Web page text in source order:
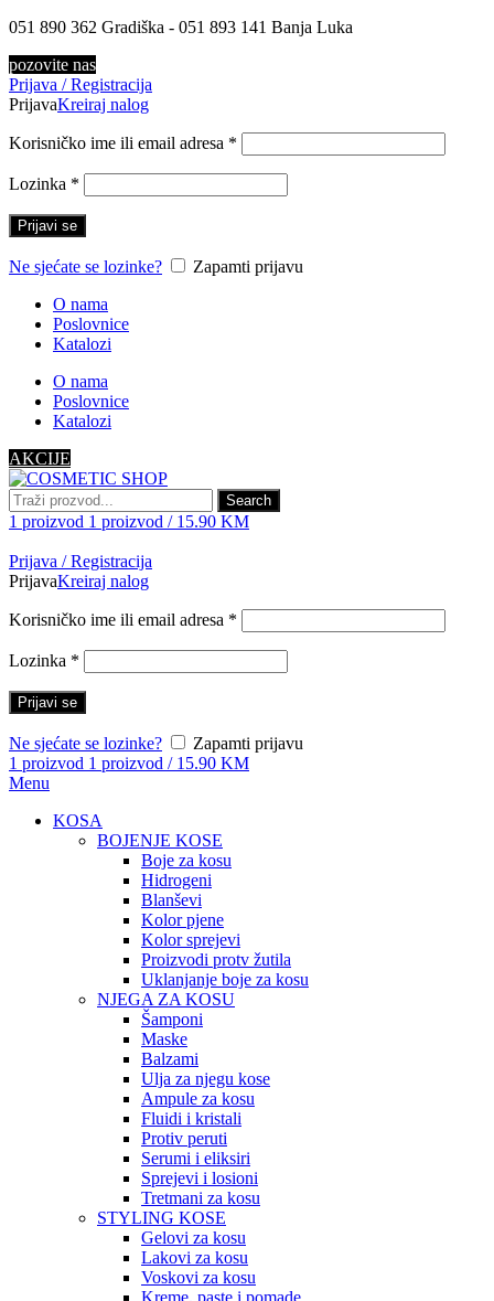
051 890 362 Gradiška - 051 893 141 Banja Luka
pozovite nas
Prijava / Registracija
PrijavaKreiraj nalog
Korisničko ime ili email adresa *
Lozinka *
Prijavi se
Ne sjećate se lozinke?
Zapamti prijavu
O nama
Poslovnice
Katalozi
O nama
Poslovnice
Katalozi
AKCIJE
Search
1 proizvod 1 proizvod / 15.90 KM
Prijava / Registracija
PrijavaKreiraj nalog
Korisničko ime ili email adresa *
Lozinka *
Prijavi se
Ne sjećate se lozinke?
Zapamti prijavu
1 proizvod 1 proizvod / 15.90 KM
Menu
KOSA
BOJENJE KOSE
Boje za kosu
Hidrogeni
Blanševi
Kolor pjene
Kolor sprejevi
Proizvodi protv žutila
Uklanjanje boje za kosu
NJEGA ZA KOSU
Šamponi
Maske
Balzami
Ulja za njegu kose
Ampule za kosu
Fluidi i kristali
Protiv peruti
Serumi i eliksiri
Sprejevi i losioni
Tretmani za kosu
STYLING KOSE
Gelovi za kosu
Lakovi za kosu
Voskovi za kosu
Kreme, paste i pomade